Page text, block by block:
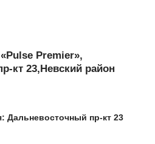
Premier»,
кт 23,Невский район
Дальневосточный пр-кт 23